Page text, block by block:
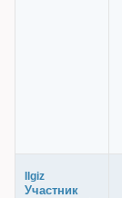
Ilgiz
Участник